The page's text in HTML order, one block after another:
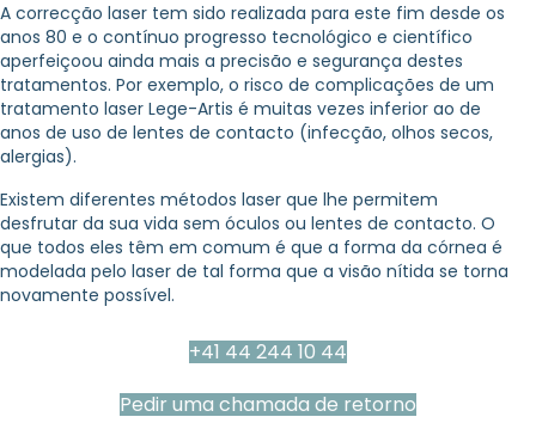
A correcção laser tem sido realizada para este fim desde os
anos 80 e o contínuo progresso tecnológico e científico
aperfeiçoou ainda mais a precisão e segurança destes
tratamentos. Por exemplo, o risco de complicações de um
tratamento laser Lege-Artis é muitas vezes inferior ao de
anos de uso de lentes de contacto (infecção, olhos secos,
alergias).
Existem diferentes métodos laser que lhe permitem
desfrutar da sua vida sem óculos ou lentes de contacto. O
que todos eles têm em comum é que a forma da córnea é
modelada pelo laser de tal forma que a visão nítida se torna
novamente possível.
+41 44 244 10 44
Pedir uma chamada de retorno